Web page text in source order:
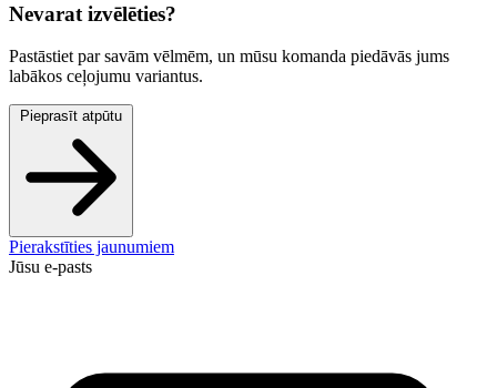
Nevarat izvēlēties?
Pastāstiet par savām vēlmēm, un mūsu komanda piedāvās jums
labākos ceļojumu variantus.
Pieprasīt atpūtu
Pierakstīties jaunumiem
Jūsu e-pasts